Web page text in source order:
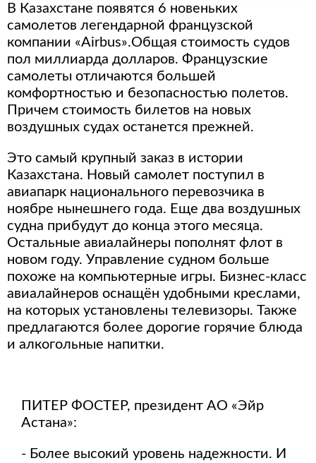
В Казахстане появятся 6 новеньких
самолетов легендарной французской
компании «Airbus».Общая стоимость судов
пол миллиарда долларов. Французские
самолеты отличаются большей
комфортностью и безопасностью полетов.
Причем стоимость билетов на новых
воздушных судах останется прежней.
Это самый крупный заказ в истории
Казахстана. Новый самолет поступил в
авиапарк национального перевозчика в
ноябре нынешнего года. Еще два воздушных
судна прибудут до конца этого месяца.
Остальные авиалайнеры пополнят флот в
новом году. Управление судном больше
похоже на компьютерные игры. Бизнес-класс
авиалайнеров оснащён удобными креслами,
на которых установлены телевизоры. Также
предлагаются более дорогие горячие блюда
и алкогольные напитки.
ПИТЕР ФОСТЕР, президент АО «Эйр
Астана»:
- Более высокий уровень надежности. И